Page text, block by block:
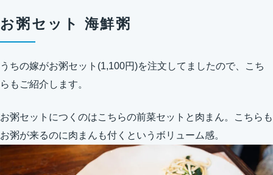
お粥セット 海鮮粥
うちの嫁がお粥セット(1,100円)を注文してましたので、こち
らもご紹介します。
お粥セットにつくのはこちらの前菜セットと肉まん。こちらも
お粥が来るのに肉まんも付くというボリューム感。